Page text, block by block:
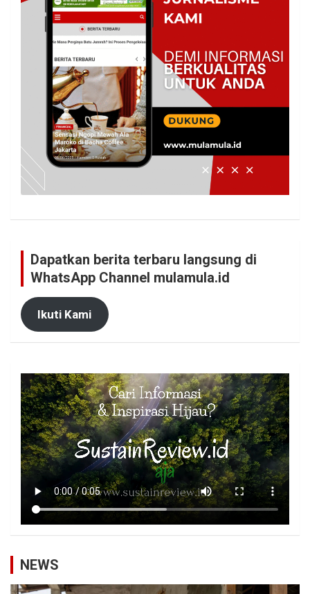
Dapatkan berita terbaru langsung di
WhatsApp Channel mulamula.id
Ikuti Kami
NEWS